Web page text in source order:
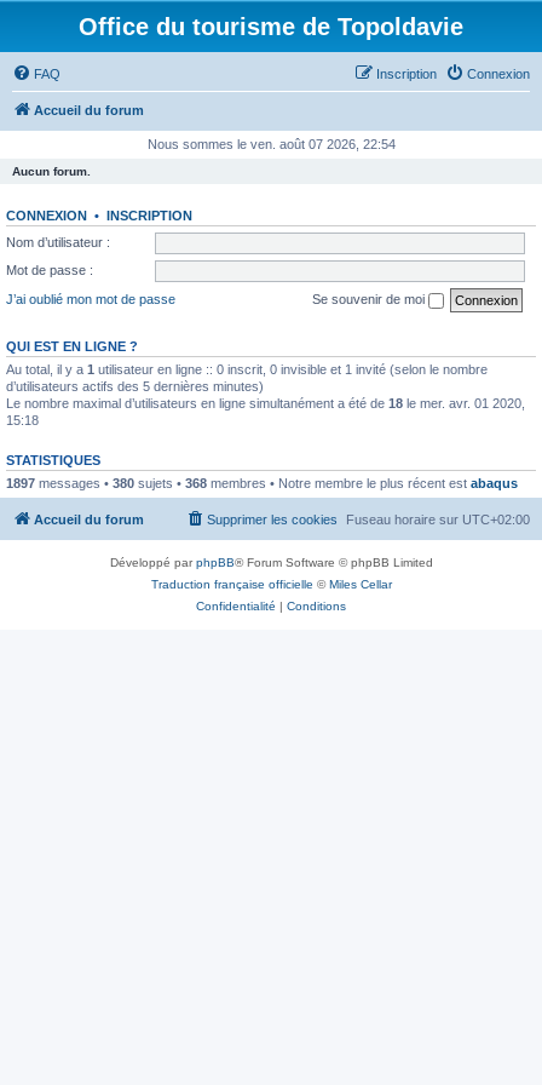
Office du tourisme de Topoldavie
FAQ Connexion
Inscription
Accueil du forum
Nous sommes le ven. août 07 2026, 22:54
Aucun forum.
CONNEXION • INSCRIPTION
Nom d’utilisateur :
Mot de passe :
J’ai oublié mon mot de passe
Se souvenir de moi
QUI EST EN LIGNE ?
Au total, il y a 1 utilisateur en ligne :: 0 inscrit, 0 invisible et 1 invité (selon le nombre
d’utilisateurs actifs des 5 dernières minutes)
Le nombre maximal d’utilisateurs en ligne simultanément a été de 18 le mer. avr. 01 2020,
15:18
STATISTIQUES
1897 messages • 380 sujets • 368 membres • Notre membre le plus récent est abaqus
Accueil du forum Fuseau horaire sur UTC+02:00
Supprimer les cookies
Développé parphpBB® Forum Software © phpBB Limited
Traduction française officielle ©Miles Cellar
Confidentialité | Conditions